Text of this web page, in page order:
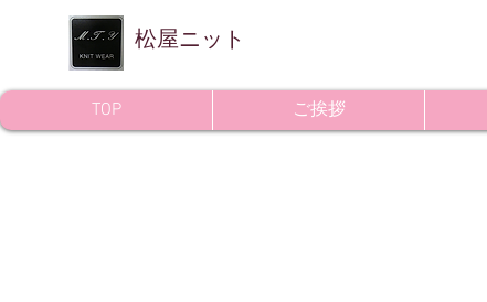
​松屋ニット
TOP ご挨拶